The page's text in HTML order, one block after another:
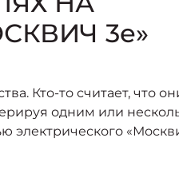
3е»
Кто-то считает, что
одним или
электрического